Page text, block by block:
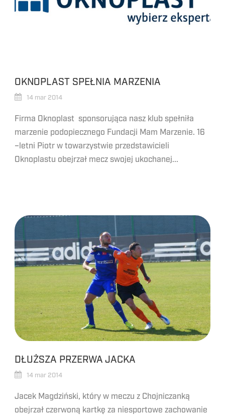
OKNOPLAST SPEŁNIA MARZENIA
14 mar 2014
Firma Oknoplast sponsorująca nasz klub spełniła
marzenie podopiecznego Fundacji Mam Marzenie. 16
–letni Piotr w towarzystwie przedstawicieli
Oknoplastu obejrzał mecz swojej ukochanej...
DŁUŻSZA PRZERWA JACKA
14 mar 2014
Jacek Magdziński, który w meczu z Chojniczanką
obejrzał czerwoną kartkę za niesportowe zachowanie